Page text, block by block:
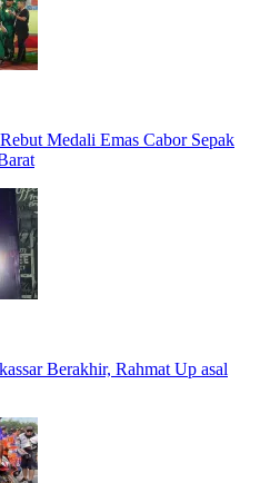
Medali Emas Cabor Sepak
Berakhir, Rahmat Up asal